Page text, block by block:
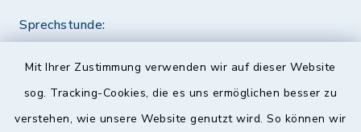
Mit Ihrer Zustimmung verwenden wir auf dieser Website
sog. Tracking-Cookies, die es uns ermöglichen besser zu
verstehen, wie unsere Website genutzt wird. So können wir
Sprechstunde: